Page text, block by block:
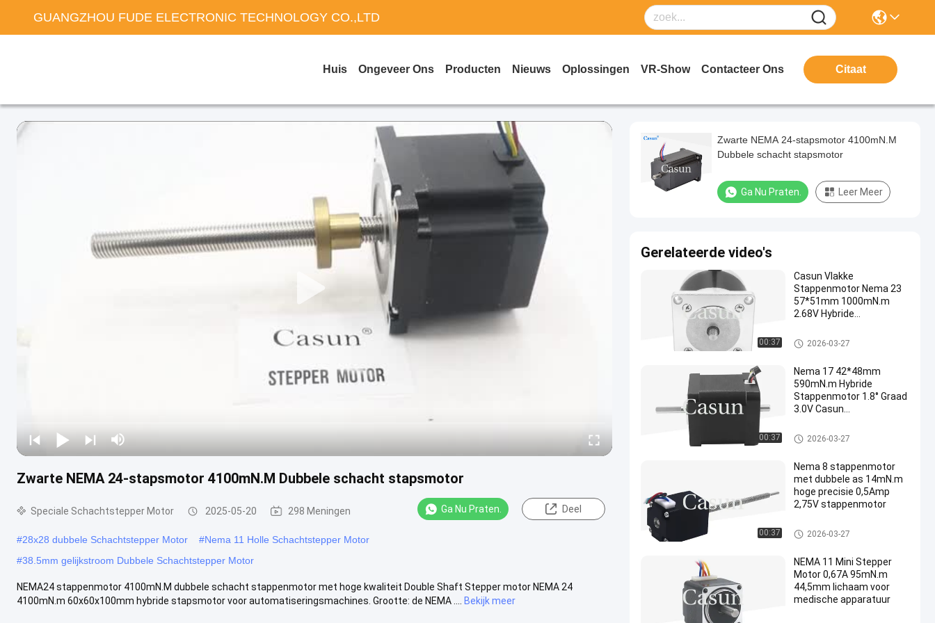
GUANGZHOU FUDE ELECTRONIC TECHNOLOGY CO.,LTD
Huis Ongeveer Ons Producten Nieuws Oplossingen VR-Show Contacteer Ons Citaat
Zwarte NEMA 24-stapsmotor 4100mN.M Dubbele schacht stapsmotor
Speciale Schachtstepper Motor 2025-05-20 298 Meningen Ga Nu Praten. Deel
#28x28 dubbele Schachtstepper Motor #Nema 11 Holle Schachtstepper Motor
#38.5mm gelijkstroom Dubbele Schachtstepper Motor
NEMA24 stappenmotor 4100mN.M dubbele schacht stappenmotor met hoge kwaliteit Double Shaft Stepper motor NEMA 24
4100mN.m 60x60x100mm hybride stapsmotor voor automatiseringsmachines. Grootte: de NEMA ....
Bekijk meer
Zwarte NEMA 24-stapsmotor 4100mN.M
Dubbele schacht stapsmotor
Ga Nu Praten. Leer Meer
Gerelateerde video's
00:37
Casun Vlakke
Stappenmotor Nema 23
57*51mm 1000mN.m
2.68V Hybride
Versnelling voor
Automatisering
Dubbele Schachtstepper Motor
2026-03-27
00:37
Nema 17 42*48mm
590mN.m Hybride
Stappenmotor 1.8° Graad
3.0V Casun
Printer
Dubbele Schachtstepper Motor
2026-03-27
00:37
Nema 8 stappenmotor
met dubbele as 14mN.m
hoge precisie 0,5Amp
2,75V stappenmotor
Dubbele Schachtstepper Motor
2026-03-27
NEMA 11 Mini Stepper
Motor 0,67A 95mN.m
44,5mm lichaam voor
medische apparatuur